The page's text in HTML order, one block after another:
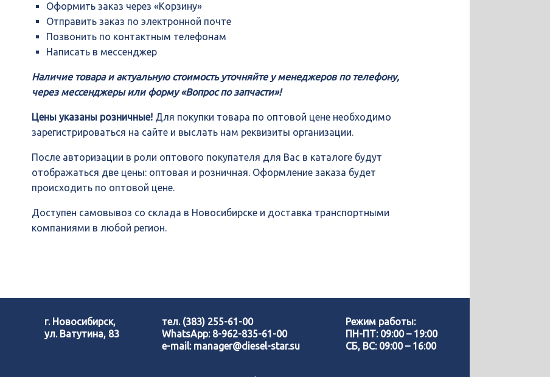
Оформить заказ через «Корзину»
Отправить заказ по электронной почте
Позвонить по контактным телефонам
Написать в мессенджер
Наличие товара и актуальную стоимость уточняйте у менеджеров по телефону,
через мессенджеры или форму «Вопрос по запчасти»!
Цены указаны розничные! Для покупки товара по оптовой цене необходимо
зарегистрироваться на сайте и выслать нам реквизиты организации.
После авторизации в роли оптового покупателя для Вас в каталоге будут
отображаться две цены: оптовая и розничная. Оформление заказа будет
происходить по оптовой цене.
Доступен самовывоз со склада в Новосибирске и доставка транспортными
компаниями в любой регион.
г. Новосибирск,
ул. Ватутина, 83
тел. (383) 255-61-00
WhatsApp: 8-962-835-61-00
e-mail: manager@diesel-star.su
Режим работы:
ПН-ПТ: 09:00 – 19:00
СБ, ВС: 09:00 – 16:00